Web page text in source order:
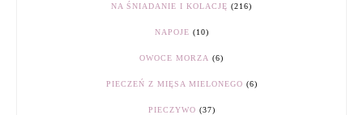
NA ŚNIADANIE I KOLACJĘ (216)
NAPOJE (10)
OWOCE MORZA (6)
PIECZEŃ Z MIĘSA MIELONEGO (6)
PIECZYWO (37)